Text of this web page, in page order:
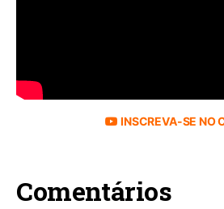
INSCREVA-SE NO
Comentários